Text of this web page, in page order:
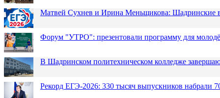
Матвей Сухнев и Ирина Меньщикова: Шадринские
Форум "УТРО": презентовали программу для
В Шадринском политехническом колледже
Рекорд ЕГЭ-2026: 330 тысяч выпускников набрали